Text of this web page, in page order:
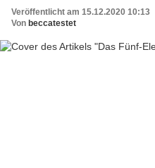
Veröffentlicht am 15.12.2020 10:13
Von beccatestet